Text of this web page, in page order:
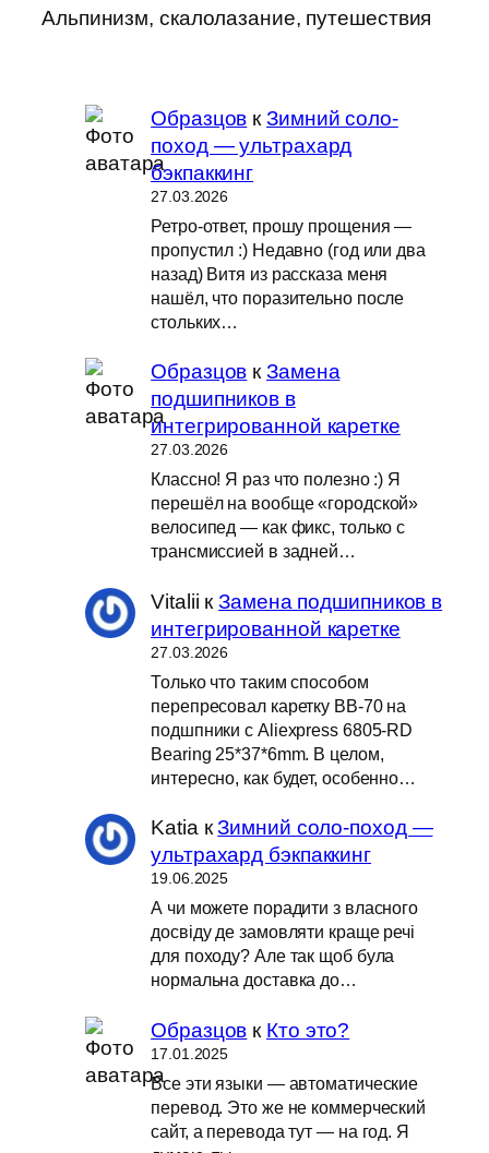
Альпинизм, скалолазание, путешествия
Образцов кЗимний соло-
поход — ультрахард
бэкпаккинг
27.03.2026
Ретро-ответ, прошу прощения —
пропустил :) Недавно (год или два
назад) Витя из рассказа меня
нашёл, что поразительно после
стольких…
Образцов кЗамена
подшипников в
интегрированной каретке
27.03.2026
Классно! Я раз что полезно :) Я
перешёл на вообще «городской»
велосипед — как фикс, только с
трансмиссией в задней…
Vitalii кЗамена подшипников в
интегрированной каретке
27.03.2026
Только что таким способом
перепресовал каретку BB-70 на
подшпники с Aliexpress 6805-RD
Bearing 25*37*6mm. В целом,
интересно, как будет, особенно…
KatiaкЗимний соло-поход —
ультрахард бэкпаккинг
19.06.2025
А чи можете порадити з власного
досвіду де замовляти краще речі
для походу? Але так щоб була
нормальна доставка до…
Образцов к Кто это?
17.01.2025
Все эти языки — автоматические
перевод. Это же не коммерческий
сайт, а перевода тут — на год. Я